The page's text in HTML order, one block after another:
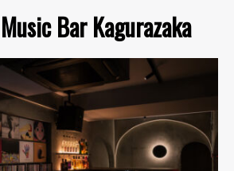
Bar Kagurazaka